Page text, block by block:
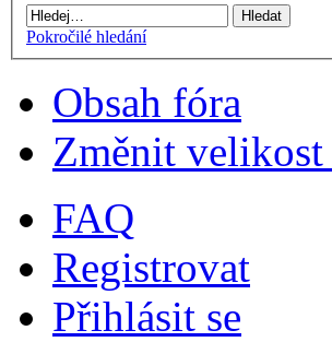
Pokročilé hledání
Obsah fóra
Změnit velikost
FAQ
Registrovat
Přihlásit se